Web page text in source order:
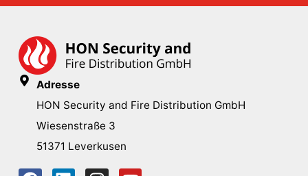
Adresse
HON Security and Fire Distribution GmbH
Wiesenstraße 3
51371 Leverkusen